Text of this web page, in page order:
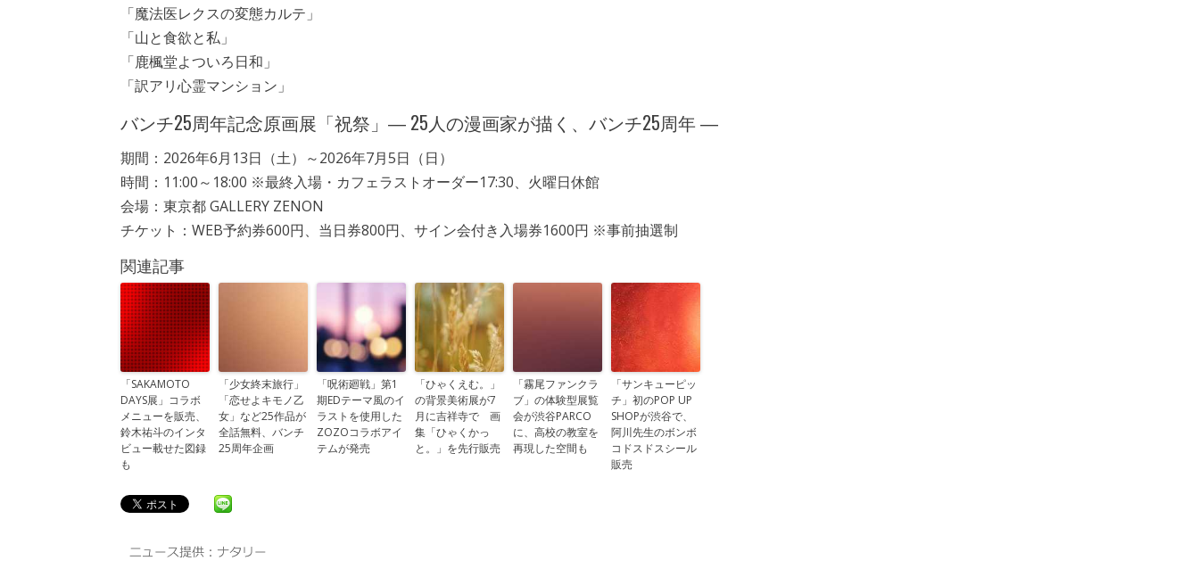
「魔法医レクスの変態カルテ」
「山と食欲と私」
「鹿楓堂よついろ日和」
「訳アリ心霊マンション」
バンチ25周年記念原画展「祝祭」― 25人の漫画家が描く、バンチ25周年 ―
期間：2026年6月13日（土）～2026年7月5日（日）
時間：11:00～18:00 ※最終入場・カフェラストオーダー17:30、火曜日休館
会場：東京都 GALLERY ZENON
チケット：WEB予約券600円、当日券800円、サイン会付き入場券1600円 ※事前抽選制
関連記事
「SAKAMOTO
DAYS展」コラボ
メニューを販売、
鈴木祐斗のインタ
ビュー載せた図録
も
「少女終末旅行」
「恋せよキモノ乙
女」など25作品が
全話無料、バンチ
25周年企画
「呪術廻戦」第1
期EDテーマ風のイ
ラストを使用した
ZOZOコラボアイ
テムが発売
「ひゃくえむ。」
の背景美術展が7
月に吉祥寺で 画
集「ひゃくかっ
と。」を先行販売
「霧尾ファンクラ
ブ」の体験型展覧
会が渋谷PARCO
に、高校の教室を
再現した空間も
「サンキューピッ
チ」初のPOP UP
SHOPが渋谷で、
阿川先生のボンボ
コドスドスシール
販売